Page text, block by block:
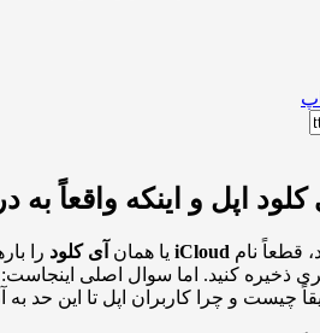
اپل و اینکه واقعاً به
قطعاً نام iCloud یا همان آی کلود را
ذخیره کنید. اما سوال اصلی اینجاست:
چیست و چرا کاربران اپل تا این حد به